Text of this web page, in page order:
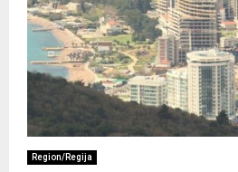
Region/Regija